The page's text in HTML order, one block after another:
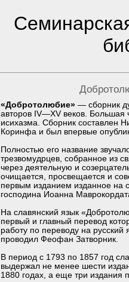
«Добротолюбие» — сборник
авторов IV—XV веков. Большая
исихазма. Сборник составлен
Коринфа и был впервые
Полностью его название
трезвомудрцев, собранное из
через деятельную и
очищается, просвещается и
первым изданием изданное на
господина Иоанна
На славянский язык
первый и главный перевод
работу по переводу на
проводил Феофан Затворник.
В период с 1793 по 1857 год
выдержал не менее шести
1880 годах, а еще три издания